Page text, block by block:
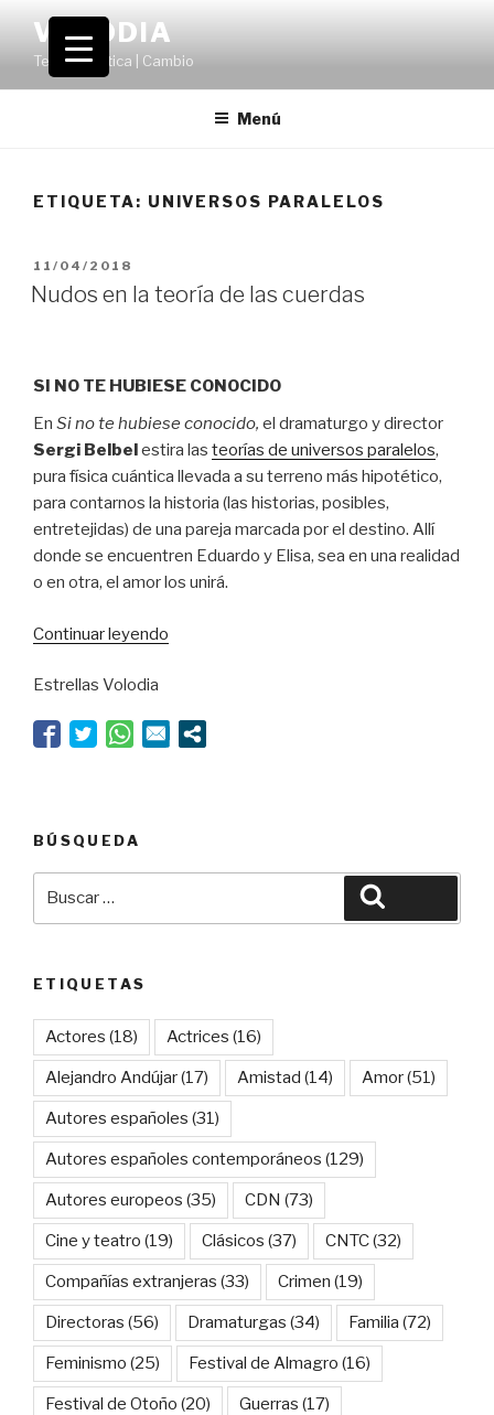
contenido
VOLODIA
Teatro | Crítica | Cambio
Menú
ETIQUETA: UNIVERSOS PARALELOS
PUBLICADO
EL
11/04/2018
Nudos en la teoría de las cuerdas
SI NO TE HUBIESE CONOCIDO
En Si no te hubiese conocido, el dramaturgo y director
Sergi Belbelestira las teorías de universos paralelos,
pura física cuántica llevada a su terreno más hipotético,
para contarnos la historia (las historias, posibles,
entretejidas) de una pareja marcada por el destino. Allí
donde se encuentren Eduardo y Elisa, sea en una realidad
o en otra, el amor los unirá.
Continuar leyendo
de
Estrellas Volodia
BÚSQUEDA
ETIQUETAS
Actores (18) Actrices (16)
Alejandro Andújar(17) Amistad (14) Amor(51)
Autores españoles (31)
Autores españoles contemporáneos (129)
Autores europeos (35) CDN (73)
Cine y teatro (19) Clásicos (37) CNTC(32)
Compañías extranjeras (33) Crimen (19)
Directoras (56) Dramaturgas (34) Familia (72)
Feminismo (25) Festival de Almagro (16)
Festival de Otoño (20) Guerras (17)